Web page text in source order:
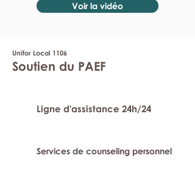
Voir la vidéo
Unifor Local 1106
Soutien du PAEF
Ligne d'assistance 24h/24
Services de counseling personnel